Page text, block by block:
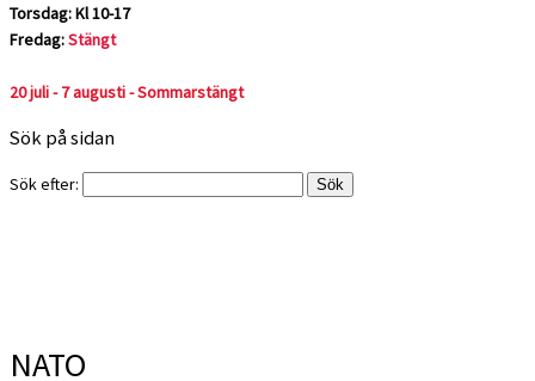
Torsdag: Kl 10-17
Fredag:Stängt
20 juli - 7 augusti - Sommarstängt
Sök på sidan
Sök efter:
NATO